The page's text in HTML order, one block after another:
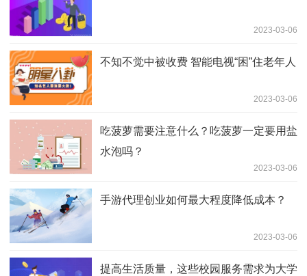
2023-03-06
不知不觉中被收费 智能电视“困”住老年人
2023-03-06
吃菠萝需要注意什么？吃菠萝一定要用盐
水泡吗？
2023-03-06
​手游代理创业如何最大程度降低成本？
2023-03-06
提高生活质量，这些校园服务需求为大学